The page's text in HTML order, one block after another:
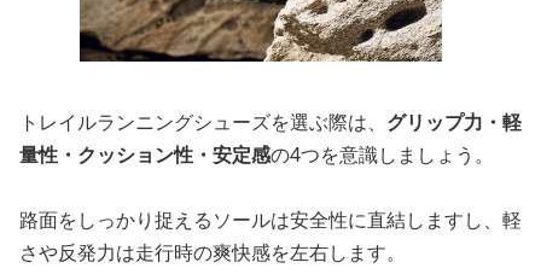
トレイルランニングシューズを選ぶ際は、 グリップ力・軽
量性・クッション性・安定感の4つを意識しましょう。
路面をしっかり捉えるソールは安全性に直結しますし、軽
さや反発力は走行時の爽快感を左右します。